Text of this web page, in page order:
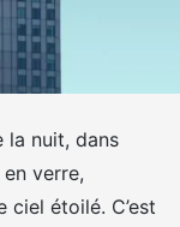
la nuit, dans
verre,
ciel étoilé. C’est